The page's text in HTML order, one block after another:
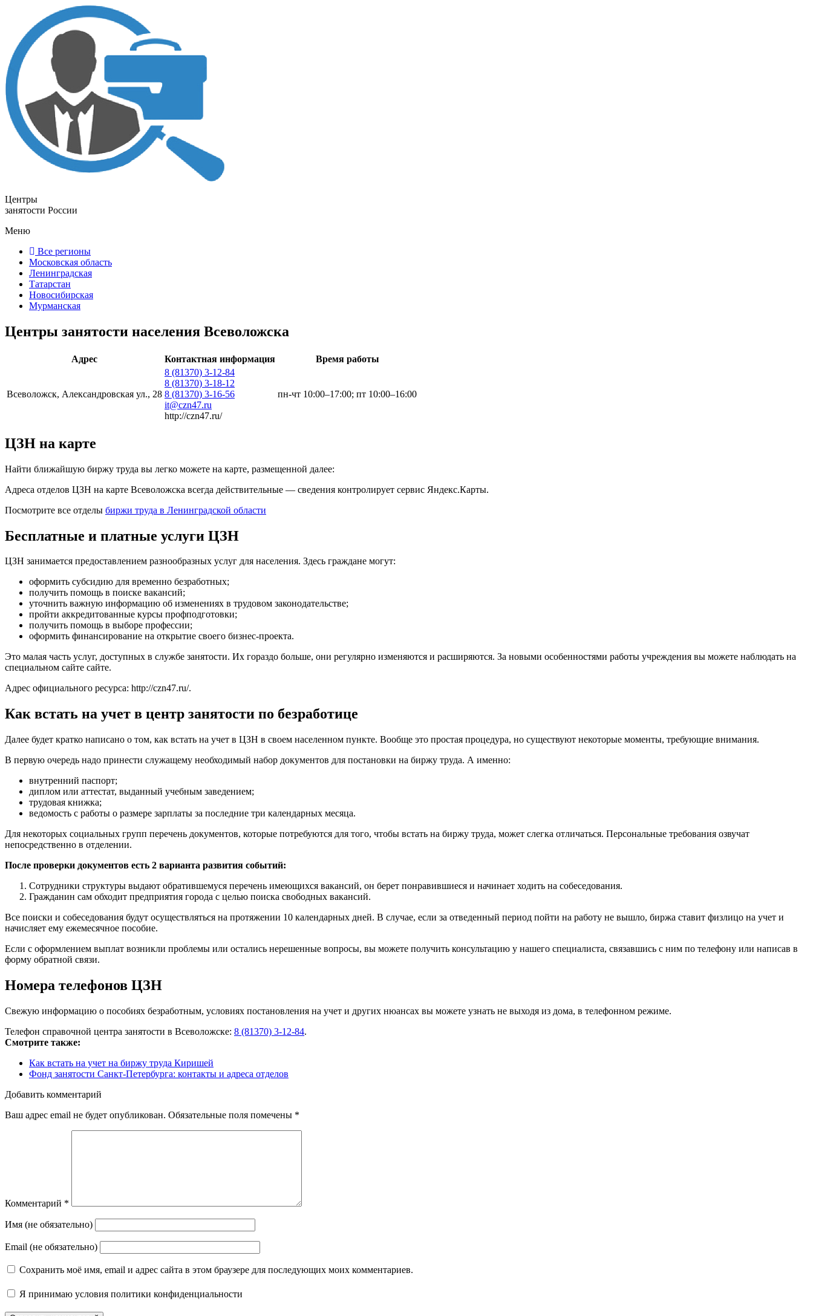
Центры
занятости России
Меню
Все регионы
Московская область
Ленинградская
Татарстан
Новосибирская
Мурманская
Центры занятости населения Всеволожска
Адрес Контактная информация Время работы
Всеволожск, Александровская ул., 28
8 (81370) 3-12-84
8 (81370) 3-18-12
8 (81370) 3-16-56
it@czn47.ru
http://czn47.ru/
пн-чт 10:00–17:00; пт 10:00–16:00
ЦЗН на карте
Найти ближайшую биржу труда вы легко можете на карте, размещенной далее:
Адреса отделов ЦЗН на карте Всеволожска всегда действительные — сведения контролирует сервис Яндекс.Карты.
Посмотрите все отделы биржи труда в Ленинградской области
Бесплатные и платные услуги ЦЗН
ЦЗН занимается предоставлением разнообразных услуг для населения. Здесь граждане могут:
оформить субсидию для временно безработных;
получить помощь в поиске вакансий;
уточнить важную информацию об изменениях в трудовом законодательстве;
пройти аккредитованные курсы профподготовки;
получить помощь в выборе профессии;
оформить финансирование на открытие своего бизнес-проекта.
Это малая часть услуг, доступных в службе занятости. Их гораздо больше, они регулярно изменяются и расширяются. За новыми особенностями работы учреждения вы можете наблюдать на
специальном сайте сайте.
Адрес официального ресурса: http://czn47.ru/.
Как встать на учет в центр занятости по безработице
Далее будет кратко написано о том, как встать на учет в ЦЗН в своем населенном пункте. Вообще это простая процедура, но существуют некоторые моменты, требующие внимания.
В первую очередь надо принести служащему необходимый набор документов для постановки на биржу труда. А именно:
внутренний паспорт;
диплом или аттестат, выданный учебным заведением;
трудовая книжка;
ведомость с работы о размере зарплаты за последние три календарных месяца.
Для некоторых социальных групп перечень документов, которые потребуются для того, чтобы встать на биржу труда, может слегка отличаться. Персональные требования озвучат
непосредственно в отделении.
После проверки документов есть 2 варианта развития событий:
Сотрудники структуры выдают обратившемуся перечень имеющихся вакансий, он берет понравившиеся и начинает ходить на собеседования.
Гражданин сам обходит предприятия города с целью поиска свободных вакансий.
Все поиски и собеседования будут осуществляться на протяжении 10 календарных дней. В случае, если за отведенный период пойти на работу не вышло, биржа ставит физлицо на учет и
начисляет ему ежемесячное пособие.
Если с оформлением выплат возникли проблемы или остались нерешенные вопросы, вы можете получить консультацию у нашего специалиста, связавшись с ним по телефону или написав в
форму обратной связи.
Номера телефонов ЦЗН
Свежую информацию о пособиях безработным, условиях постановления на учет и других нюансах вы можете узнать не выходя из дома, в телефонном режиме.
Телефон справочной центра занятости в Всеволожске: 8 (81370) 3-12-84.
Смотрите также:
Как встать на учет на биржу труда Киришей
Фонд занятости Санкт-Петербурга: контакты и адреса отделов
Добавить комментарий
Ваш адрес email не будет опубликован. Обязательные поля помечены *
Комментарий *
Имя (не обязательно)
Email (не обязательно)
Сохранить моё имя, email и адрес сайта в этом браузере для последующих моих комментариев.
Я принимаю условия политики конфиденциальности